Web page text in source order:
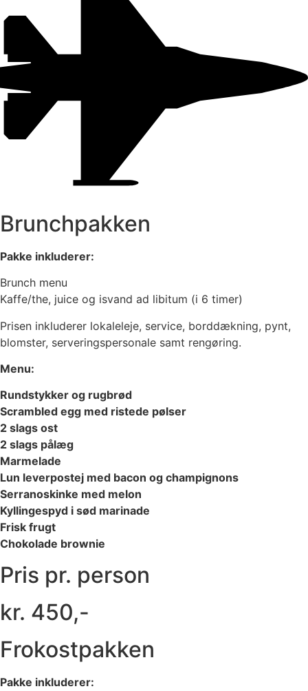
Brunchpakken
Pakke inkluderer:
Brunch menu
Kaffe/the, juice og isvand ad libitum (i 6 timer)
Prisen inkluderer lokaleleje, service, borddækning, pynt,
blomster, serveringspersonale samt rengøring.
Menu:
Rundstykker og rugbrød
Scrambled egg med ristede pølser
2 slags ost
2 slags pålæg
Marmelade
Lun leverpostej med bacon og champignons
Serranoskinke med melon
Kyllingespyd i sød marinade
Frisk frugt
Chokolade brownie
Pris pr. person
kr. 450,-
Frokostpakken
Pakke inkluderer: